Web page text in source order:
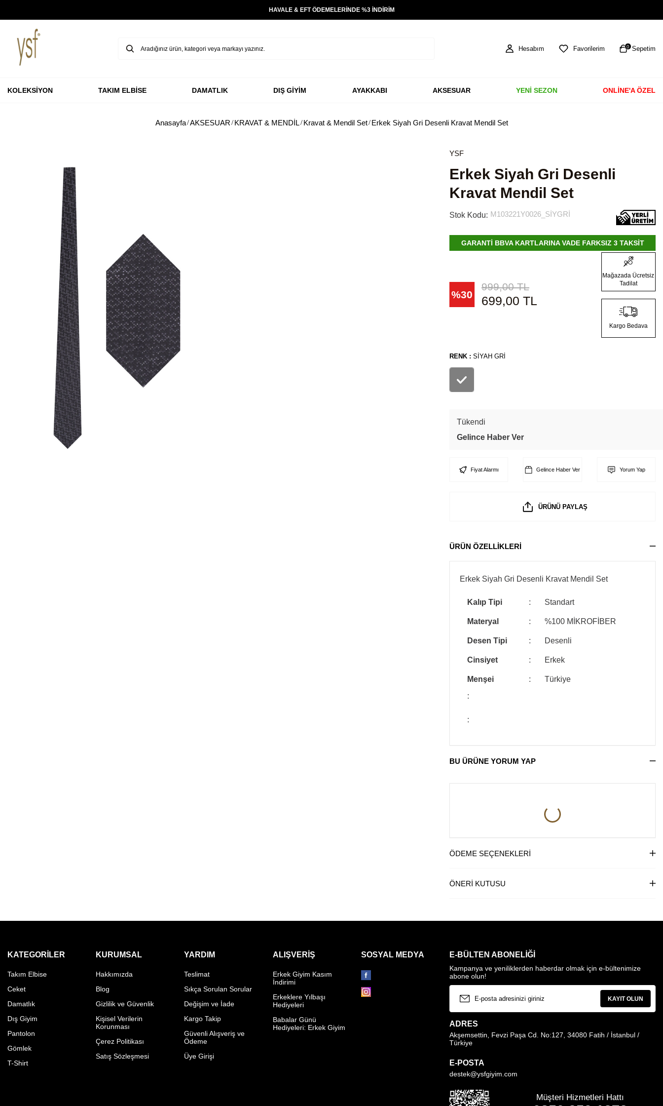
HAVALE & EFT ÖDEMELERİNDE %3 İNDİRİM
Hesabım Favorilerim 0 Sepetim
KOLEKSİYON TAKIM ELBİSE DAMATLIK DIŞ GİYİM AYAKKABI AKSESUAR YENİ SEZON ONLİNE'A ÖZEL
Anasayfa AKSESUAR KRAVAT & MENDİL Kravat & Mendil Set Erkek Siyah Gri Desenli Kravat Mendil Set
YSF
Erkek Siyah Gri Desenli
Kravat Mendil Set
Stok Kodu: M103221Y0026_SİYGRİ
GARANTİ BBVA KARTLARINA VADE FARKSIZ 3 TAKSİT
%30
999,00TL
699,00 TL
Mağazada Ücretsiz
Tadilat
Kargo Bedava
RENK : SIYAH GRI
Tükendi
Gelince Haber Ver
Fiyat Alarmı Gelince Haber Ver Yorum Yap
ÜRÜNÜ PAYLAŞ
ÜRÜN ÖZELLİKLERİ
Erkek Siyah Gri Desenli Kravat Mendil Set
Kalıp Tipi : Standart
Materyal : %100 MİKROFİBER
Desen Tipi : Desenli
Cinsiyet : Erkek
Menşei :
Türkiye
:
:
BU ÜRÜNE YORUM YAP
ÖDEME SEÇENEKLERI
ÖNERI KUTUSU
KATEGORILER
Takım Elbise
Ceket
Damatlık
Dış Giyim
Pantolon
Gömlek
T-Shirt
KURUMSAL
Hakkımızda
Blog
Gizlilik ve Güvenlik
Kişisel Verilerin
Korunması
Çerez Politikası
Satış Sözleşmesi
YARDIM
Teslimat
Sıkça Sorulan Sorular
Değişim ve İade
Kargo Takip
Güvenli Alışveriş ve
Ödeme
Üye Girişi
ALIŞVERIŞ
Erkek Giyim Kasım
İndirimi
Erkeklere Yılbaşı
Hediyeleri
Babalar Günü
Hediyeleri: Erkek Giyim
SOSYAL MEDYA E-BÜLTEN ABONELIĞI
Kampanya ve yeniliklerden haberdar olmak için e-bültenimize
abone olun!
KAYIT OLUN
ADRES
Akşemsettin, Fevzi Paşa Cd. No:127, 34080 Fatih / İstanbul /
Türkiye
E-POSTA
destek@ysfgiyim.com
Müşteri Hizmetleri Hattı